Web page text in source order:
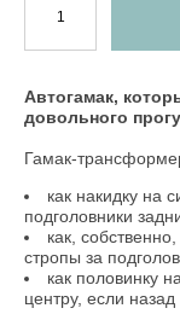
Автогамак,
довольного
Гамак-
как накидку на
подголовники
как,
стропы за
как половинку
центру, если